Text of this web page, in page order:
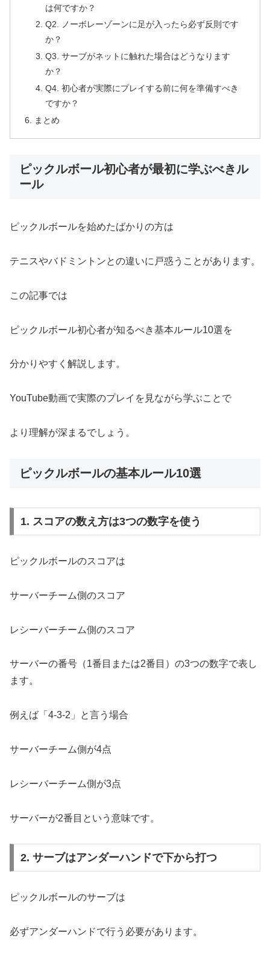
は何ですか？
Q2. ノーボレーゾーンに足が入ったら必ず反則です
か？
Q3. サーブがネットに触れた場合はどうなります
か？
Q4. 初心者が実際にプレイする前に何を準備すべき
ですか？
まとめ
ピックルボール初心者が最初に学ぶべきル
ール
ピックルボールを始めたばかりの方は
テニスやバドミントンとの違いに戸惑うことがあります。
この記事では
ピックルボール初心者が知るべき基本ルール10選を
分かりやすく解説します。
YouTube動画で実際のプレイを見ながら学ぶことで
より理解が深まるでしょう。
ピックルボールの基本ルール10選
1. スコアの数え方は3つの数字を使う
ピックルボールのスコアは
サーバーチーム側のスコア
レシーバーチーム側のスコア
サーバーの番号（1番目または2番目）の3つの数字で表し
ます。
例えば「4-3-2」と言う場合
サーバーチーム側が4点
レシーバーチーム側が3点
サーバーが2番目という意味です。
2. サーブはアンダーハンドで下から打つ
ピックルボールのサーブは
必ずアンダーハンドで行う必要があります。